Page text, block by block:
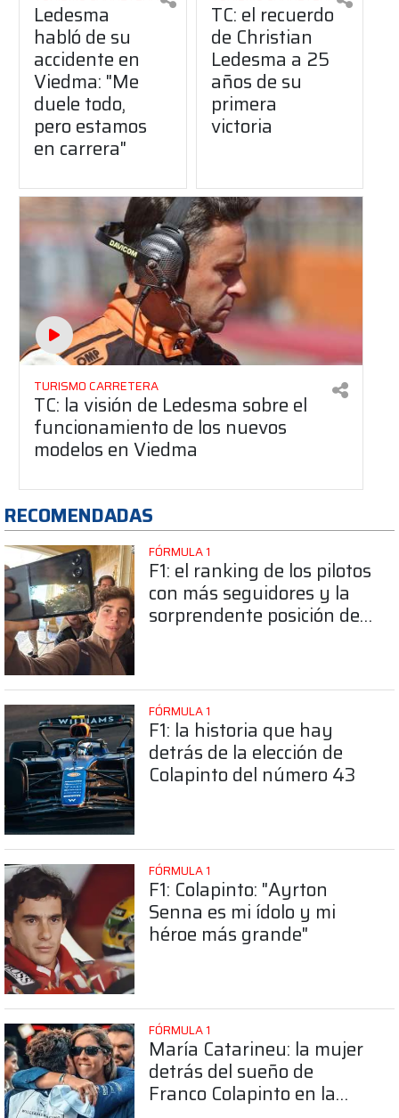
Ledesma
habló de su
accidente en
Viedma: "Me
duele todo,
pero estamos
en carrera"
TC: el recuerdo
de Christian
Ledesma a 25
años de su
primera
victoria
TURISMO CARRETERA
TC: la visión de Ledesma sobre el
funcionamiento de los nuevos
modelos en Viedma
RECOMENDADAS
FÓRMULA 1
F1: el ranking de los pilotos
con más seguidores y la
sorprendente posición de
FÓRMULA 1
F1: la historia que hay
detrás de la elección de
Colapinto del número 43
FÓRMULA 1
F1: Colapinto: "Ayrton
Senna es mi ídolo y mi
héroe más grande"
FÓRMULA 1
María Catarineu: la mujer
detrás del sueño de
Franco Colapinto en la